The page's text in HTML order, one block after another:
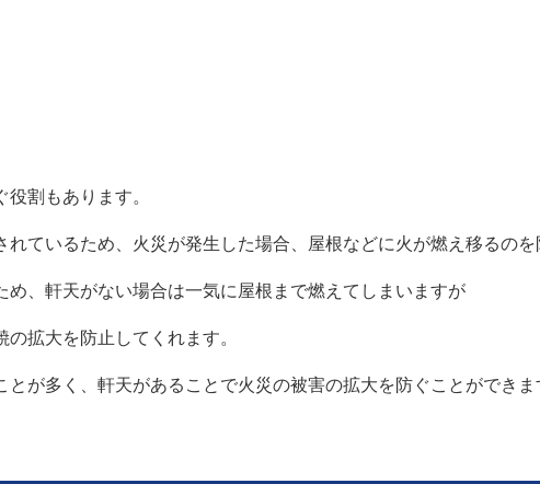
割もあります。
ているため、 火災が発生した場合、屋根などに火が燃え移るの
め、軒天がない場合は一気に屋根まで燃えてしまいますが
拡大を防止してくれます。
とが多く、軒天があることで火災の被害の拡大を防ぐことができま